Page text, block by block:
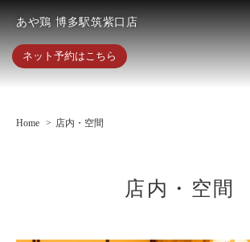
あや鶏 博多駅筑紫口店
ネット予約はこちら
Home 店内・空間
店内・空間